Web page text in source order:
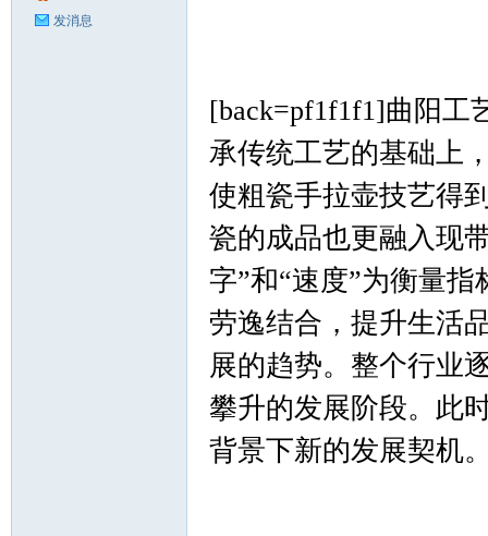
发消息
[back=pf1f1f1]曲阳工
承传统工艺的基础上
使粗瓷手拉壶技艺得
瓷的成品也更融入现
字”和“速度”为衡量
劳逸结合，提升生活
展的趋势。整个行业
攀升的发展阶段。此
背景下新的发展契机